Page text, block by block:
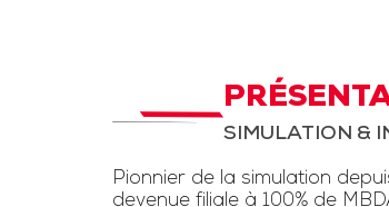
SIMULATION &
Pionnier de la simulation
devenue filiale à 100% de